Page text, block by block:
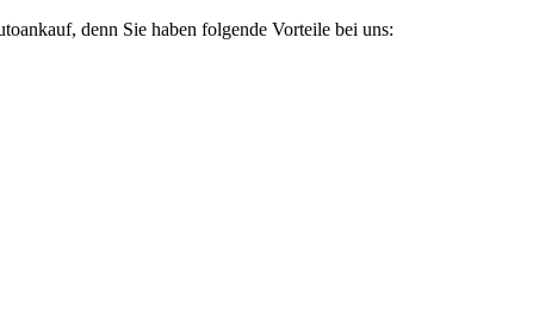
denn Sie haben folgende Vorteile bei uns: